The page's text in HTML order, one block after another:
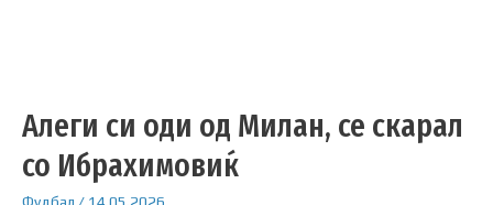
Алеги си оди од Милан, се скарал
со Ибрахимовиќ